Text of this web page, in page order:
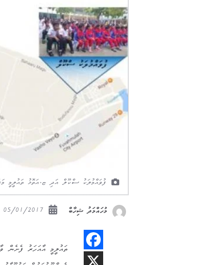
ފުވައްމުލަކު ސްކޫލް އަދި ޏ.އަތޮޅު ތައުލީމީ
މުހައްމަދު ޝިހާބް 05/01/2017 - 18:16
ތައުލީމީ އާއަހަރު ފެށެން